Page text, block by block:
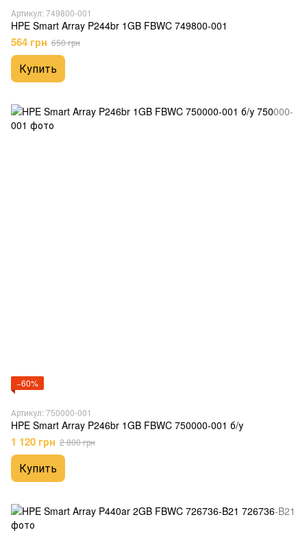
Артикул: 749800-001
HPE Smart Array P244br 1GB FBWC 749800-001
564 грн 650 грн
Купить
−60%
Артикул: 750000-001
HPE Smart Array P246br 1GB FBWC 750000-001 б/у
1 120 грн 2 800 грн
Купить